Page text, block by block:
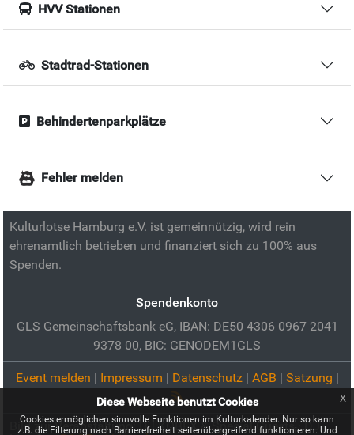
HVV Stationen
Stadtrad-Stationen
Behindertenparkplätze
Fehler melden
Kulturlotse Hamburg e.V. ist gemeinnützig, wird rein
ehrenamtlich betrieben und finanziert sich zu 100% aus
Spenden.
Spendenkonto
GLS Gemeinschaftsbank eG, IBAN: DE50 4306 0967 2041
9378 00, BIC: GENODEM1GLS
Event melden | Impressum | Datenschutz| AGB | Satzung |
Bild zur Veranstaltung:DJ KOBEX & Special Guests · DJ-
Diese Webseite benutzt Cookies
Cookies ermöglichen sinnvolle Funktionen im Kulturkalender. Nur so kann
z.B. die Filterung nach Barrierefreiheit seitenübergreifend funktionieren. Und
x